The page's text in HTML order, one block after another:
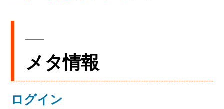
メタ情報
ログイン